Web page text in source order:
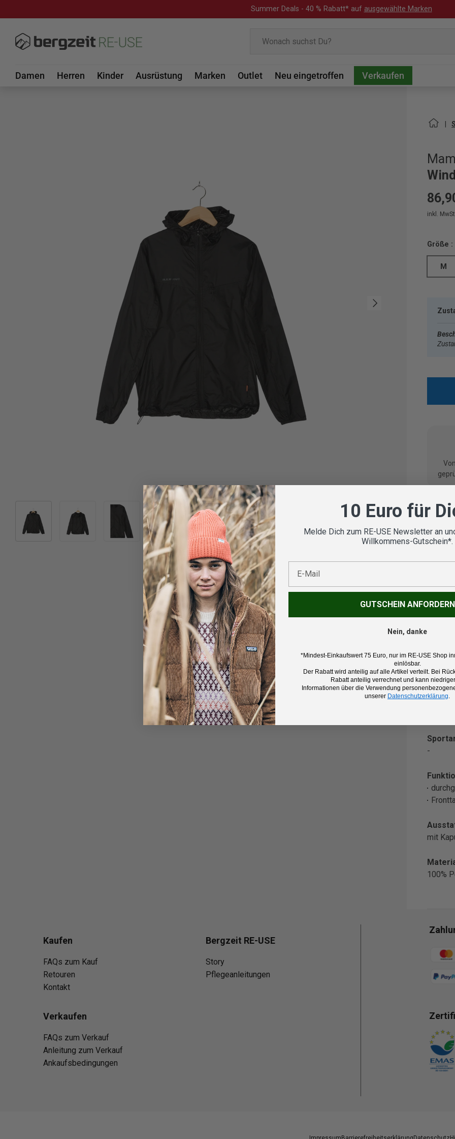
Summer Deals - 40 % Rabatt* auf ausgewählte Marken
Damen Herren Kinder Ausrüstung Marken Outlet Neu eingetroffen Verkaufen
Nächste
Bild 2 in Galerieansicht laden
Bild 3 in Galerieansicht laden
inkl.
Größe :
M
Farbe:
-
mit
100%
Kaufen
FAQs zum Kauf
Retouren
Kontakt
Bergzeit RE-USE
Story
Pflegeanleitungen
Verkaufen
FAQs zum Verkauf
Anleitung zum Verkauf
Ankaufsbedingungen
10 Euro für
Melde Dich zum RE-USE Newsletter an
Willkommens-Gutschein*.
GUTSCHEIN ANFORDERN
Nein, danke
*Mindest-Einkaufswert 75 Euro, nur im RE-USE Shop
einlösbar.
Der Rabatt wird anteilig auf alle Artikel verteilt. Bei
Rabatt anteilig verrechnet und kann
Informationen über die Verwendung
unserer Datenschutzerklärung